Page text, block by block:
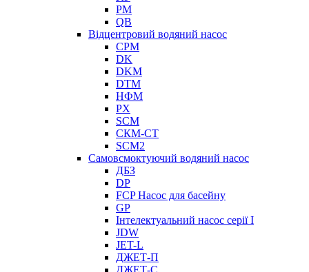
PM
QB
Відцентровий водяний насос
CPM
DK
DKM
DTM
НФМ
PX
SCM
СКМ-СТ
SCM2
Самовсмоктуючий водяний насос
ДБЗ
DP
FCP Насос для басейну
GP
Інтелектуальний насос серії I
JDW
JET-L
ДЖЕТ-П
ДЖЕТ-С